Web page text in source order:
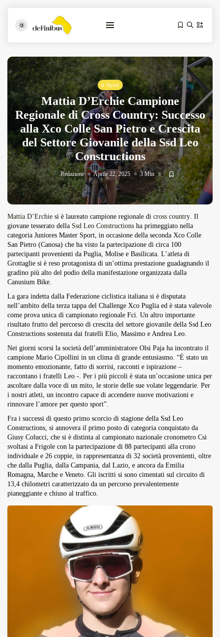
Iosonouncane A Lecce: Concerto Acustico...
Luglio 17, 2026 13 Min
Tarantarte Al Festival De Fès...
Giugno 4, 2026 15 Min
Overdrive Fest A Matino: Il...
Maggio 29, 2026
Sport
Mattia D’Erchie Campione
Regionale di Cross Country: Successo
alla Xco Colle San Pietro e Crescita
del Settore Giovanile della Ssd Leo
Constructions
Redazione Aprile 22, 2025 3 Min
Mattia D’Erchie si è laureato campione regionale di cross country. Il
giovane tesserato della Ssd Leo Constructions ha primeggiato nella
categoria Juniores Master Sport, in occasione della seconda Xco Colle
San Pietro (Canosa) che ha visto la partecipazione di circa 100
partecipanti provenienti da Puglia, Molise e Basilicata. L’atleta di
Grottaglie si è reso protagonista di un’ottima prestazione guadagnando il
gradino più alto del podio della manifestazione organizzata dalla
Canusium Bike.
La gara indetta dalla Federazione ciclistica italiana si è disputata
nell’ambito della terza tappa del Challenge Xco Puglia ed è stata valevole
come prova unica di campionato regionale Fci. Un altro importante
risultato frutto del percorso di crescita del settore giovanile della Ssd Leo
Constructions sostenuta dai fratelli Elio, Massimo e Andrea Leo.
Nei giorni scorsi la società dell’amministratore Olsi Paja ha incontrato il
campione Mario Cipollini in un clima di grande entusiasmo. “È stato un
momento emozionante, fatto di sorrisi, racconti e ispirazione –
raccontano i fratelli Leo -. Per i più piccoli è stata un’occasione unica per
ascoltare dalla voce di un mito, le storie delle sue volate leggendarie. Per
i nostri atleti, un incontro capace di accendere nuove motivazioni e
rinnovare l’amore per questo sport”.
Fra i successi di questo primo scorcio di stagione della Ssd Leo
Constructions, si annovera il primo posto di categoria conquistato da
Giusy Colucci, che si è distinta al campionato nazionale cronometro Csi
svoltasi a Frigole con la partecipazione di 88 partecipanti alla crono
individuale e 26 coppie, in rappresentanza di 32 società provenienti, oltre
che dalla Puglia, dalla Campania, dal Lazio, e ancora da Emilia
Romagna, Marche e Veneto. Gli iscritti si sono cimentati sul circuito di
13,4 chilometri caratterizzato da un percorso prevalentemente
pianeggiante e chiuso al traffico.